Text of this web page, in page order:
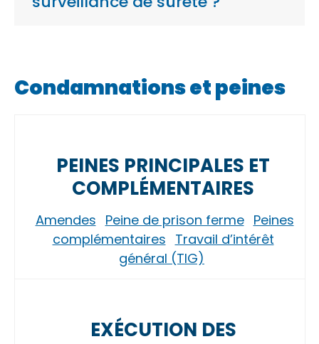
Condamnations et peines
PEINES PRINCIPALES ET
COMPLÉMENTAIRES
Amendes Peine de prison ferme Peines
complémentaires Travail d’intérêt
général (TIG)
EXÉCUTION DES